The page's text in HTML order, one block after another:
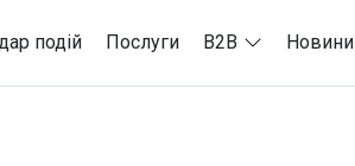
подій Послуги B2B Новини